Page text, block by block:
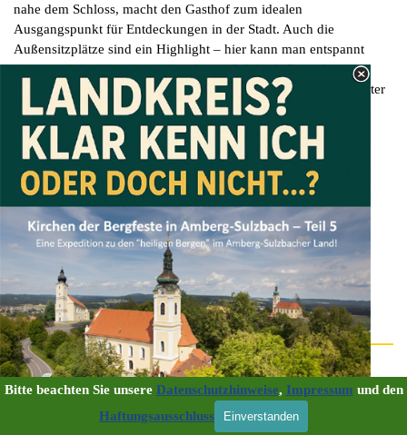
nahe dem Schloss, macht den Gasthof zum idealen
Ausgangspunkt für Entdeckungen in der Stadt. Auch die
Außensitzplätze sind ein Highlight – hier kann man entspannt
sitzen und die charmante Altstadt von Sulzbach-Rosenberg
genießen. Insgesamt ist der Bayerische Hof ein empfehlenswerter
Ort für gutes Essen und herzliche Gastlichkeit.
Bitte beachten Sie unsere Datenschutzhinweise, Impressum und den
Haftungsausschluss Einverstanden